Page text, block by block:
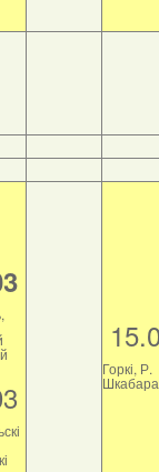
Горкі, Р.
Шкабара